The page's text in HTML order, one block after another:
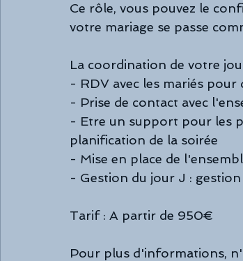
Ce rôle, vous pouvez le
votre mariage se passe
La coordination de votre
- RDV avec les mariés
- Prise de contact avec
- Etre un support pour les
planification de la soirée
- Mise en place de
- Gestion du jour J :
Tarif : A partir de 950€
Pour plus d'informations,